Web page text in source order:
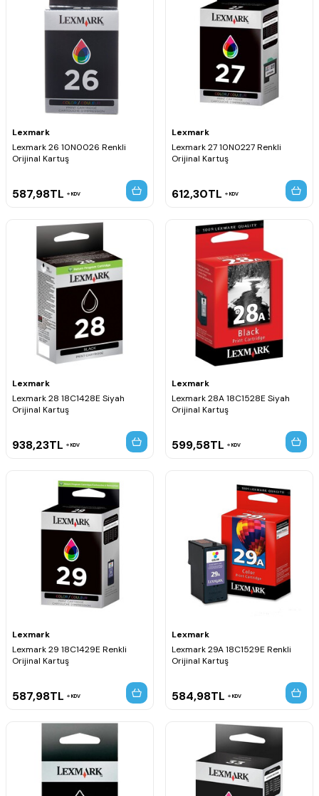
Lexmark
Lexmark 26 10N0026 Renkli
Orijinal Kartuş
587,98TL KDV
Lexmark
Lexmark 27 10N0227 Renkli
Orijinal Kartuş
612,30TL KDV
Lexmark
Lexmark 28 18C1428E Siyah
Orijinal Kartuş
938,23TL KDV
Lexmark
Lexmark 28A 18C1528E Siyah
Orijinal Kartuş
599,58TL KDV
Lexmark
Lexmark 29 18C1429E Renkli
Orijinal Kartuş
587,98TL KDV
Lexmark
Lexmark 29A 18C1529E Renkli
Orijinal Kartuş
584,98TL KDV